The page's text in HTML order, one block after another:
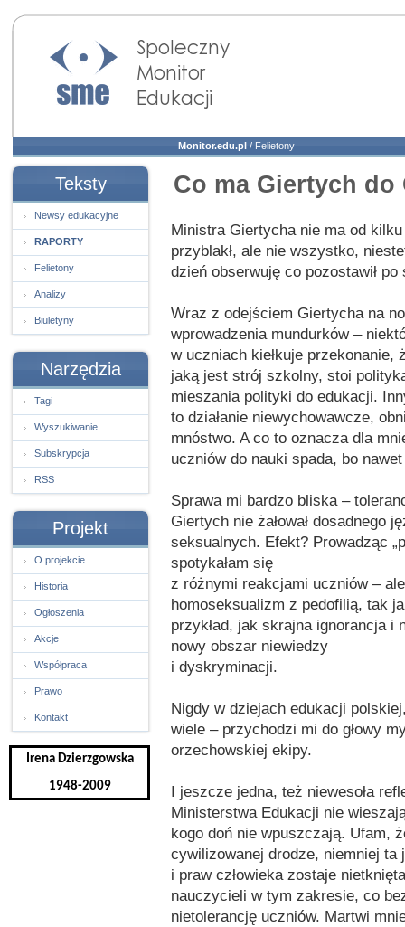
Społeczny Monitor
Edukacji
Monitor.edu.pl / Felietony
Teksty
Newsy edukacyjne
RAPORTY
Felietony
Analizy
Biuletyny
Narzędzia
Tagi
Wyszukiwanie
Subskrypcja
RSS
Projekt
O projekcie
Historia
Ogłoszenia
Akcje
Współpraca
Prawo
Kontakt
Irena Dzierzgowska
1948-2009
Co ma Giertych
Ministra Giertycha nie ma od
przyblakł, ale nie wszystko,
dzień obserwuję co pozostawił
Wraz z odejściem Giertycha na
wprowadzenia mundurków –
w uczniach kiełkuje przekonanie,
jaką jest strój szkolny, stoi
mieszania polityki do edukacji.
to działanie niewychowawcze,
mnóstwo. A co to oznacza dla
uczniów do nauki spada, bo
Sprawa mi bardzo bliska –
Giertych nie żałował dosadnego
seksualnych. Efekt? Prowadząc
spotykałam się
z różnymi reakcjami uczniów –
homoseksualizm z pedofilią, tak
przykład, jak skrajna ignorancja i
nowy obszar niewiedzy
i dyskryminacji.
Nigdy w dziejach edukacji
wiele – przychodzi mi do głowy
orzechowskiej ekipy.
I jeszcze jedna, też niewesoła
Ministerstwa Edukacji nie
kogo doń nie wpuszczają. Ufam,
cywilizowanej drodze, niemniej
i praw człowieka zostaje
nauczycieli w tym zakresie, co
nietolerancję uczniów. Martwi